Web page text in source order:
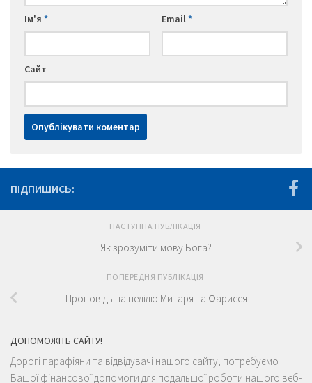
Ім'я * Email*
Сайт
ПІДПИШИСЬ:
НАСТУПНА ПУБЛІКАЦІЯ
Як зрозуміти мову Бога?
ПОПЕРЕДНЯ ПУБЛІКАЦІЯ
Проповідь на неділю Митаря та Фарисея
ДОПОМОЖІТЬ САЙТУ!
Дорогі парафіяни та відвідувачі нашого сайту, потребуємо
Вашої фінансової допомоги для подальшої роботи нашого веб-